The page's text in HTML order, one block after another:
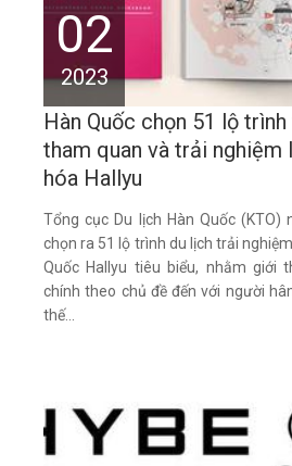
02
2023
Hàn Quốc chọn 51 lộ
tham quan và trải nghiệm
hóa Hallyu
Tổng cục Du lịch Hàn Quốc (KTO)
chọn ra 51 lộ trình du lịch trải
Quốc Hallyu tiêu biểu, nhằm giới
chính theo chủ đề đến với người
thế...